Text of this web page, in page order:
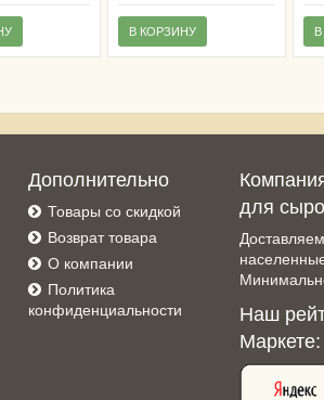
В КОРЗИНУ
Дополнительно
Товары со скидкой
Возврат товара
О компании
Политика
конфиденциальности
для
Наш
Маркете: